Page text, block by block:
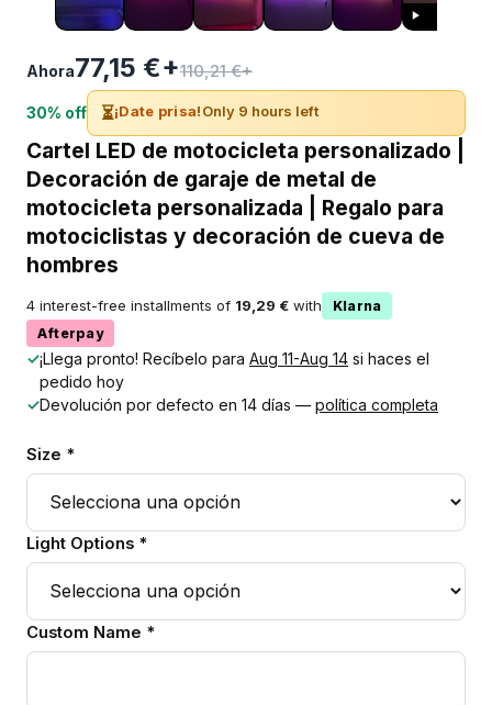
Ahora77,15 €+110,21 €+
30% off ⏳¡Date prisa!Only 9 hours left
Cartel LED de motocicleta personalizado |
Decoración de garaje de metal de
motocicleta personalizada | Regalo para
motociclistas y decoración de cueva de
hombres
4 interest-free installments of 19,29 € with
Klarna
Afterpay
✓¡Llega pronto! Recíbelo para Aug 11-Aug 14 si haces el
pedido hoy
✓Devolución por defecto en 14 días — política completa
Size *
Light Options *
Custom Name *